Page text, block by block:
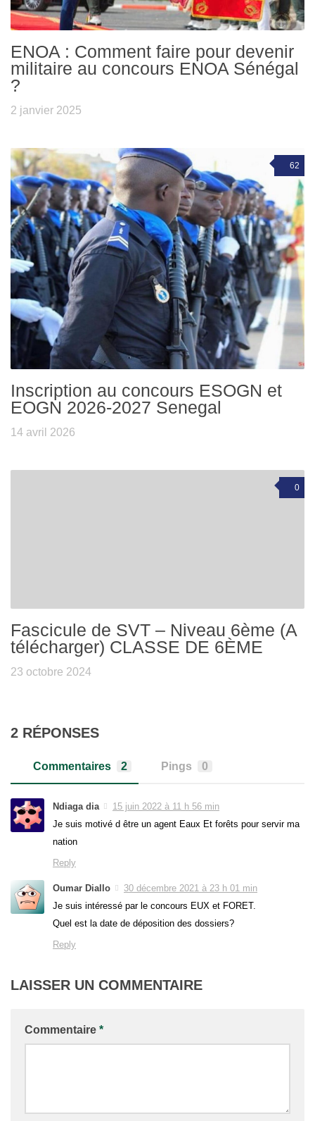
ENOA : Comment faire pour devenir
militaire au concours ENOA Sénégal
?
2 janvier 2025
62
Inscription au concours ESOGN et
EOGN 2026-2027 Senegal
14 avril 2026
0
Fascicule de SVT – Niveau 6ème (A
télécharger) CLASSE DE 6ÈME
23 octobre 2024
2 RÉPONSES
Commentaires 2 Pings 0
Ndiaga dia
15 juin 2022 à 11 h 56 min
Je suis motivé d être un agent Eaux Et forêts pour servir ma
nation
Reply
Oumar Diallo
30 décembre 2021 à 23 h 01 min
Je suis intéressé par le concours EUX et FORET.
Quel est la date de déposition des dossiers?
Reply
LAISSER UN COMMENTAIRE
Commentaire *